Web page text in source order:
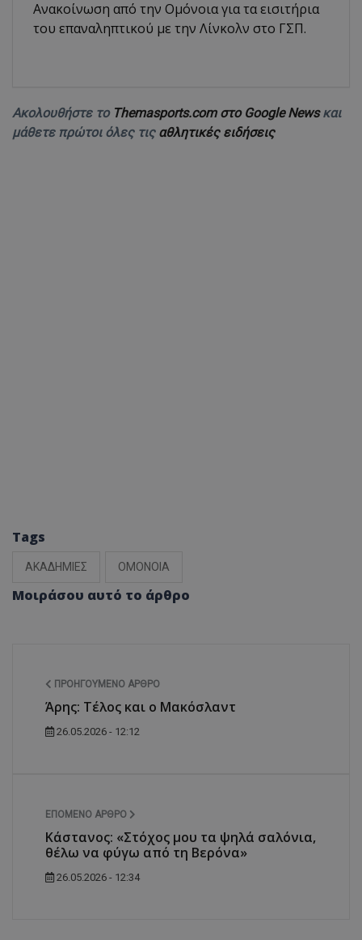
Ανακοίνωση από την Ομόνοια για τα εισιτήρια
του επαναληπτικού με την Λίνκολν στο ΓΣΠ.
Ακολουθήστε το Themasports.com στο Google Newsκαι
μάθετε πρώτοι όλες τις αθλητικές ειδήσεις
Tags
ΑΚΑΔΗΜΙΕΣ ΟΜΟΝΟΙΑ
Μοιράσου αυτό το άρθρο
ΠΡΟΗΓΟΎΜΕΝΟ ΆΡΘΡΟ
Άρης: Τέλος και ο Μακόσλαντ
26.05.2026 - 12:12
ΕΠΌΜΕΝΟ ΆΡΘΡΟ
Κάστανος: «Στόχος μου τα ψηλά σαλόνια,
θέλω να φύγω από τη Βερόνα»
26.05.2026 - 12:34